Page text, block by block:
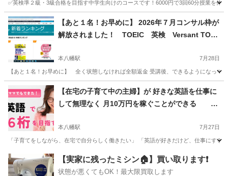
✅英検準２級・3級合格を目指す中学生向けのコースです！6000円で3回60分授業を
千葉 千葉市 新検見川駅 英語 ライティング
【あと１名！お早めに】 2026年７月コンサル枠が
解放されました！ TOEIC 英検 Versant TOEL
本八幡駅 7月28日
【あと１名！お早めに】 全く状態しなければ全額返金 受講後、できるようになっ
市川市 本八幡駅 その他 コンサル
【在宅の子育て中の主婦】が 好きな英語を仕事に
して無理なく 月10万円を稼ぐことができる オ
本八幡駅 7月27日
「子育てをしながら、在宅で自分らしく働きたい」 「英語が好きだけど、仕事にす
市川市 本八幡駅 英語 主婦
【実家に残ったミシン🏠】買い取ります❗️
状態が悪くてもOK！最大限買取します